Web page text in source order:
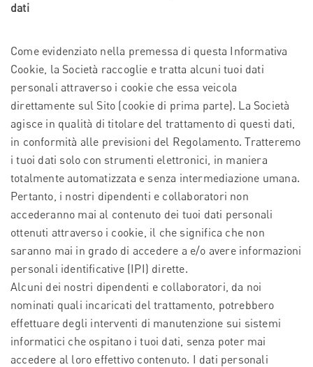
dati
Come evidenziato nella premessa di questa Informativa
Cookie, la Società raccoglie e tratta alcuni tuoi dati
personali attraverso i cookie che essa veicola
direttamente sul Sito (cookie di prima parte). La Società
agisce in qualità di titolare del trattamento di questi dati,
in conformità alle previsioni del Regolamento. Tratteremo
i tuoi dati solo con strumenti elettronici, in maniera
totalmente automatizzata e senza intermediazione umana.
Pertanto, i nostri dipendenti e collaboratori non
accederanno mai al contenuto dei tuoi dati personali
ottenuti attraverso i cookie, il che significa che non
saranno mai in grado di accedere a e/o avere informazioni
personali identificative (IPI) dirette.
Alcuni dei nostri dipendenti e collaboratori, da noi
nominati quali incaricati del trattamento, potrebbero
effettuare degli interventi di manutenzione sui sistemi
informatici che ospitano i tuoi dati, senza poter mai
accedere al loro effettivo contenuto. I dati personali